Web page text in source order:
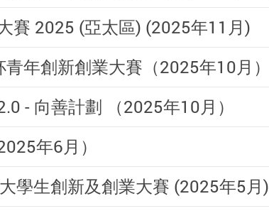
賽 2025 (亞太區) (2025年11月)
年創新創業大賽（2025年10月）
- 向善計劃 （2025年10月）
年6月）
學生創新及創業大賽 (2025年5月)